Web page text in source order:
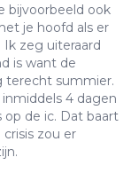
bijvoorbeeld ook
je hoofd als er
zeg uiteraard
is want de
terecht summier.
4 dagen
de ic. Dat baart
zou er